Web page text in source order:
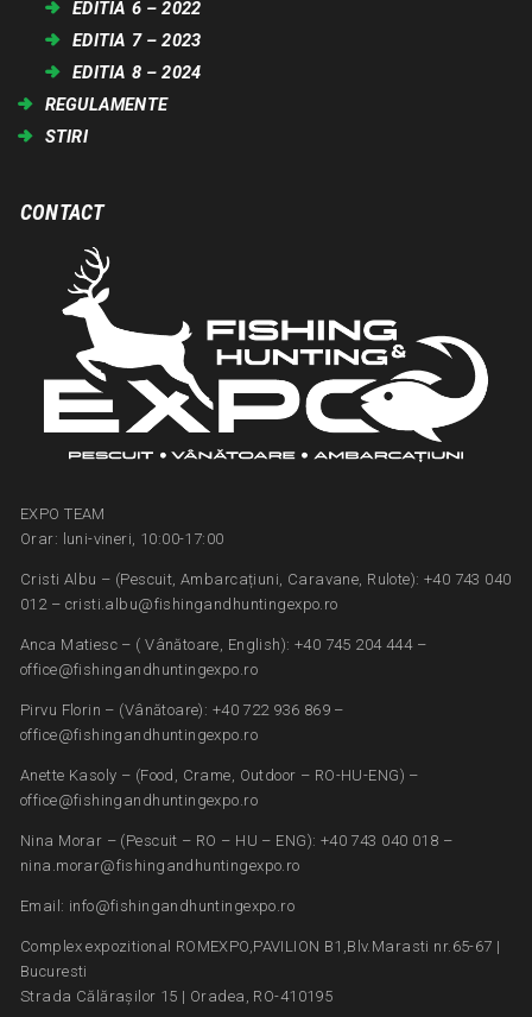
EDITIA 6 – 2022
EDITIA 7 – 2023
EDITIA 8 – 2024
REGULAMENTE
STIRI
CONTACT
EXPO TEAM
Orar: luni-vineri, 10:00-17:00
Cristi Albu – (Pescuit, Ambarcațiuni, Caravane, Rulote): +40 743 040
012 – cristi.albu@fishingandhuntingexpo.ro
Anca Matiesc – ( Vânătoare, English): +40 745 204 444 –
office@fishingandhuntingexpo.ro
Pirvu Florin – (Vânătoare): +40 722 936 869 –
office@fishingandhuntingexpo.ro
Anette Kasoly – (Food, Crame, Outdoor – RO-HU-ENG) –
office@fishingandhuntingexpo.ro
Nina Morar – (Pescuit – RO – HU – ENG): +40 743 040 018 –
nina.morar@fishingandhuntingexpo.ro
Email: info@fishingandhuntingexpo.ro
Complex expozitional ROMEXPO,PAVILION B1,Blv.Marasti nr.65-67 |
Bucuresti
Strada Călărașilor 15 | Oradea, RO-410195